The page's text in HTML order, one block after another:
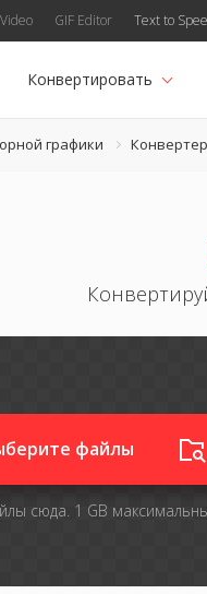
GIF Editor Text to
Конвертировать
графики
файлы
сюда. 1 GB